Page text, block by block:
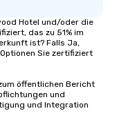
Hotel und/oder die
das zu 51% im
ist? Falls Ja,
Sie zertifiziert
öffentlichen Bericht
und
und Integration